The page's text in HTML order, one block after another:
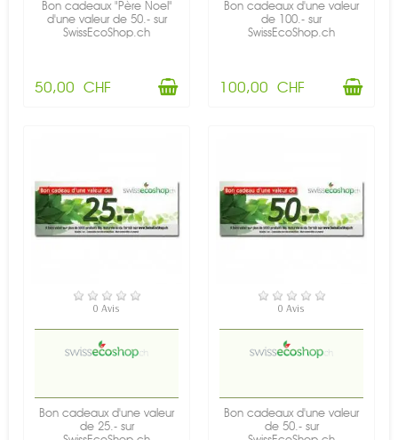
Bon cadeaux "Père Noel"
d'une valeur de 50.- sur
SwissEcoShop.ch
50,00 CHF
Bon cadeaux d'une valeur
de 100.- sur
SwissEcoShop.ch
100,00 CHF
EN STOCK
0 Avis
Bon cadeaux d'une valeur
de 25.- sur
EN STOCK
0 Avis
Bon cadeaux d'une valeur
de 50.- sur